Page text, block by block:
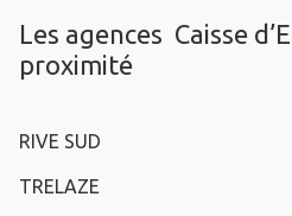
Les agences Caisse
proximité
RIVE SUD
TRELAZE